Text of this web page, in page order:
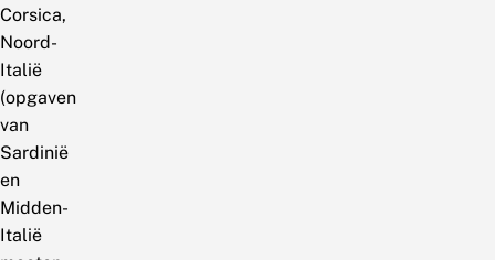
Corsica,
Noord-
Italië
(opgaven
van
Sardinië
en
Midden-
Italië